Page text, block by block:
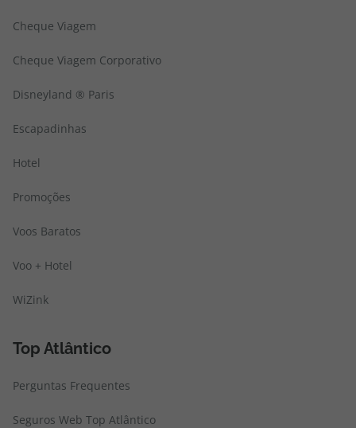
Cheque Viagem
Cheque Viagem Corporativo
Disneyland ® Paris
Escapadinhas
Hotel
Promoções
Voos Baratos
Voo + Hotel
WiZink
Top Atlântico
Perguntas Frequentes
Seguros Web Top Atlântico